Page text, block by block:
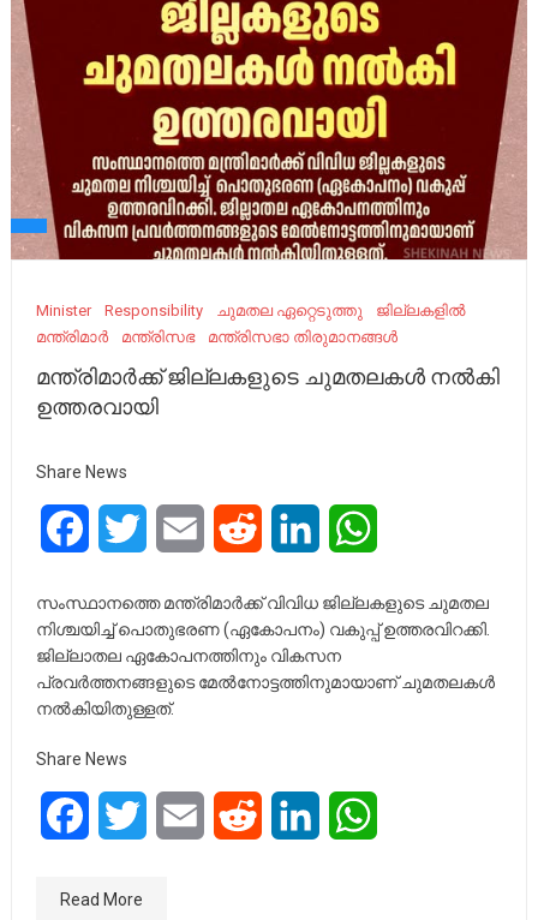
Minister Responsibility ചുമതല ഏറ്റെടുത്തു
ജില്ലകളില്‍
മന്ത്രിമാർ
മന്ത്രിസഭ മന്ത്രിസഭാ തിരുമാനങ്ങൾ
മന്ത്രിമാർക്ക് ജില്ലകളുടെ ചുമതലകൾ നൽകി
ഉത്തരവായി
Share News
FacebookTwitter Email Reddit LinkedIn
സംസ്ഥാനത്തെ മന്ത്രിമാർക്ക് വിവിധ ജില്ലകളുടെ ചുമതല
നിശ്ചയിച്ച് പൊതുഭരണ (ഏകോപനം) വകുപ്പ് ഉത്തരവിറക്കി.
ജില്ലാതല ഏകോപനത്തിനും വികസന
പ്രവർത്തനങ്ങളുടെ മേൽനോട്ടത്തിനുമായാണ് ചുമതലകൾ
നൽകിയിതുള്ളത്.
Share News
FacebookTwitter Email Reddit LinkedIn
Read More